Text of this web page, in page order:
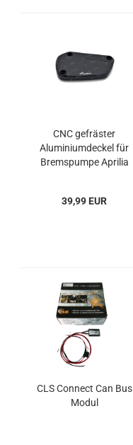
CNC gefräster
Aluminiumdeckel für
Bremspumpe Aprilia
39,99 EUR
CLS Connect Can Bus
Modul